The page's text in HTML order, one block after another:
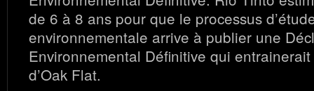
de 6 à 8 ans pour que le processus
environnementale arrive à publier une
Environnemental Définitive qui
d’Oak Flat.